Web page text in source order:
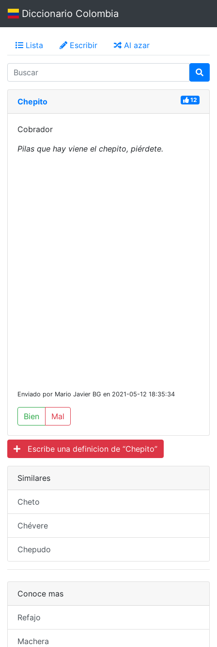
Diccionario Colombia
Lista Escribir Al azar
Chepito 12
Cobrador
Pilas que hay viene el chepito, piérdete.
Enviado por Mario Javier BG en 2021-05-12 18:35:34
Bien Mal
Escribe una definicion de “Chepito”
Similares
Cheto
Chévere
Chepudo
Conoce mas
Refajo
Machera